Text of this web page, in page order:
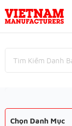
Chọn Danh Mục